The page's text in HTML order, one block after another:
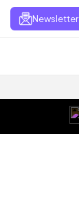
Newsletter